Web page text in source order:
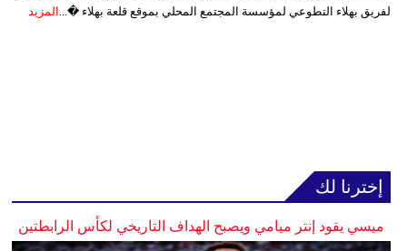
لفريق بهلاء التطوعي لمؤسسة المجتمع المحلي بموقع قلعة بهلاء �... المزيد
إخترنا لك
ميسي يقود إنتر ميامي ويصبح الهداف التاريخي لكأس الرابطتين